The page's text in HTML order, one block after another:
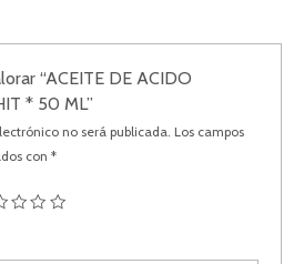
“ACEITE DE ACIDO
* 50 ML”
no será publicada. Los campos
con*